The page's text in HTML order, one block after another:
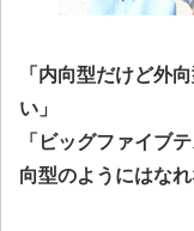
「内向型だけど外
い」
「ビッグファイブ
向型のようにはなれ